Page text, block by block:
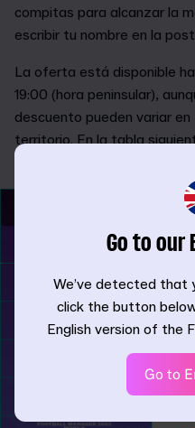
compitas para alcanzar la
escribir tu nombre en la
La oferta está disponible
19:00 (hora peninsular),
descuento pueden variar
territorio. En la tabla
Go to our
We’ve detected that
click the button
English version of the
Go to